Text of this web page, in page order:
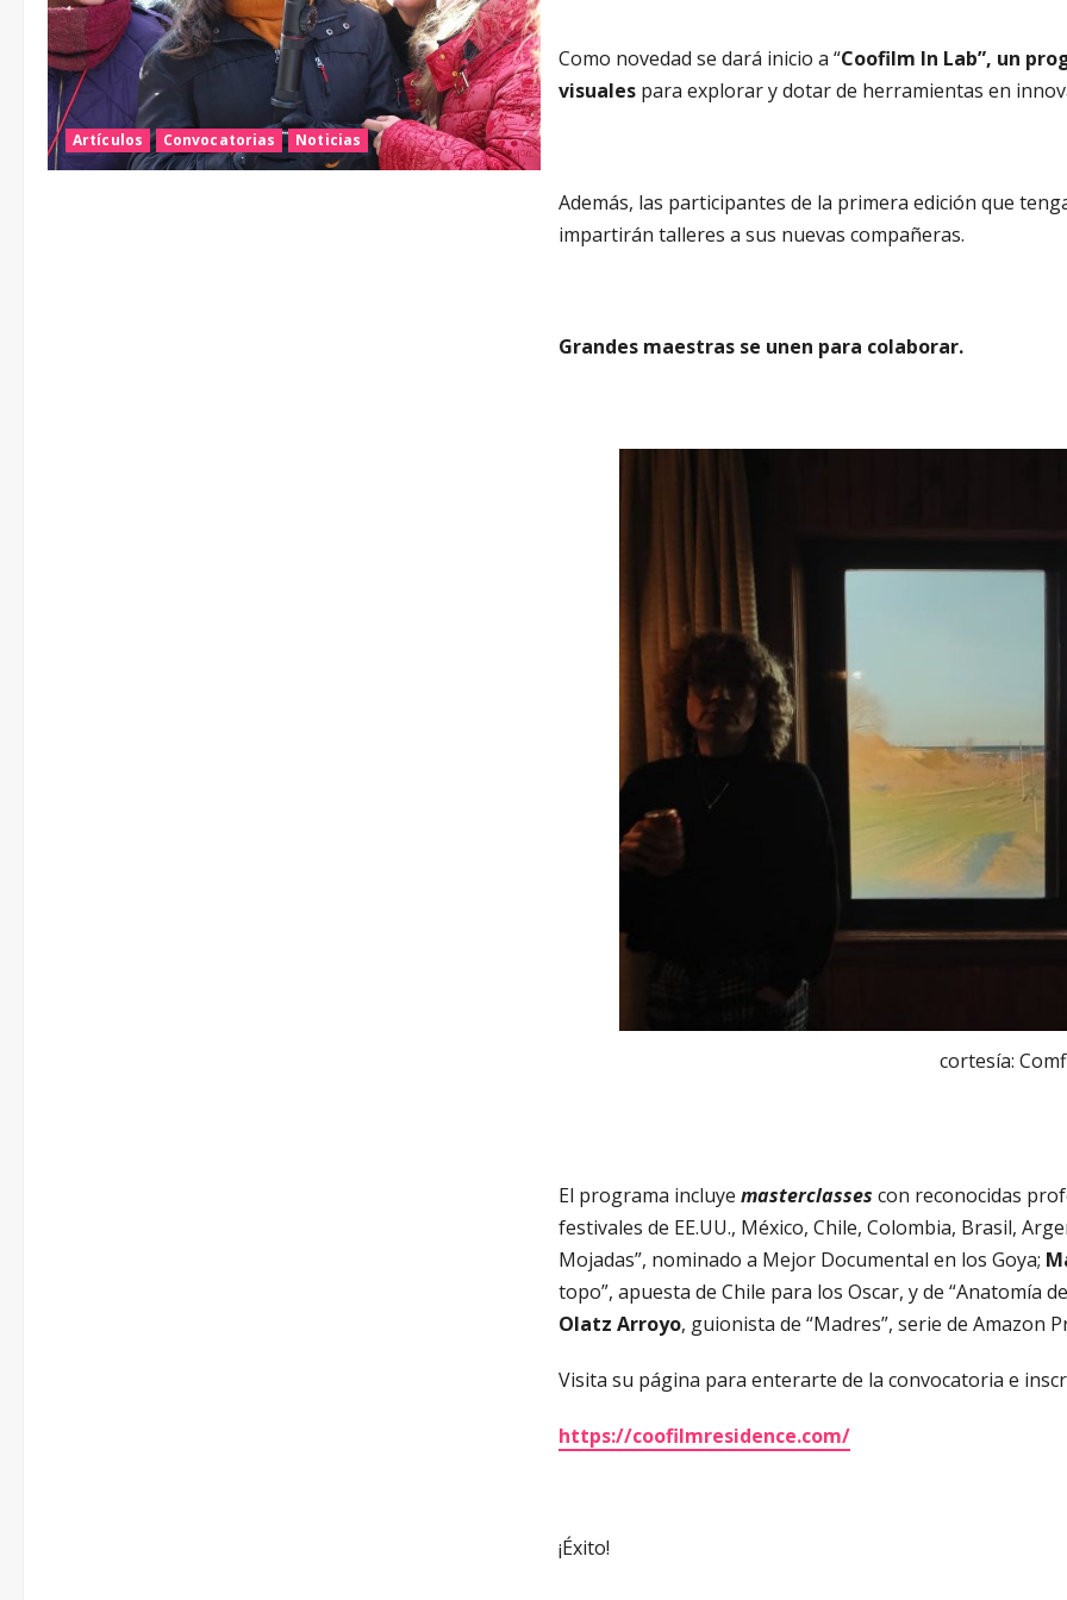
Artículos Convocatorias Noticias
Como novedad se dará inicio a “Coofilm In Lab”, un
visualespara explorar y dotar de herramientas en
Además, las participantes de la primera edición que
impartirán talleres a sus nuevas compañeras.
Grandes maestras se unen para colaborar.
cortesía:
El programa incluye masterclasses con reconocidas
festivales de EE.UU., México, Chile, Colombia, Brasil,
Mojadas”, nominado a Mejor Documental en los Goya;
topo”, apuesta de Chile para los Oscar, y de “Anatomía
Olatz Arroyo, guionista de “Madres”, serie de Amazon
Visita su página para enterarte de la convocatoria e
https://coofilmresidence.com/
¡Éxito!